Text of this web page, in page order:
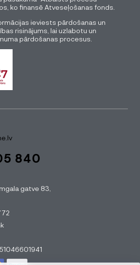
ko finansē Atveseļošanas fonds.
ieviests pārdošanas un
risinājums, lai uzlabotu un
pārdošanas procesus.
840
gatve 83,